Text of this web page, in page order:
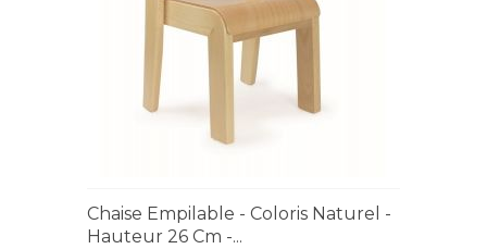
Chaise Empilable - Coloris Naturel -
Hauteur 26 Cm -...